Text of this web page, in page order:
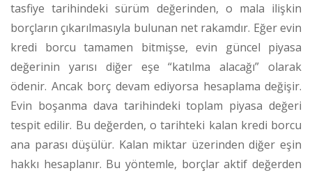
tasfiye tarihindeki sürüm değerinden, o mala ilişkin
borçların çıkarılmasıyla bulunan net rakamdır. Eğer evin
kredi borcu tamamen bitmişse, evin güncel piyasa
değerinin yarısı diğer eşe “katılma alacağı” olarak
ödenir. Ancak borç devam ediyorsa hesaplama değişir.
Evin boşanma dava tarihindeki toplam piyasa değeri
tespit edilir. Bu değerden, o tarihteki kalan kredi borcu
ana parası düşülür. Kalan miktar üzerinden diğer eşin
hakkı hesaplanır. Bu yöntemle, borçlar aktif değerden